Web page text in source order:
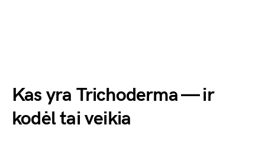
Kas yra Trichoderma — ir
kodėl tai veikia